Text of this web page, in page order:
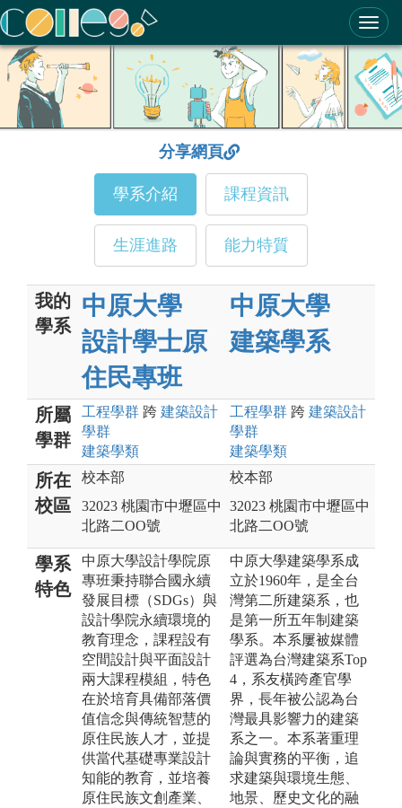
ColleGo! 大學選才與高中育才輔助系統
分享網頁
學系介紹 課程資訊
生涯進路 能力特質
我的
學系
中原大學
設計學士原
住民專班
中原大學
建築學系
所屬
學群
工程學群 跨 建築設計
學群
建築學類
工程學群 跨 建築設計
學群
建築學類
所在
校區
校本部
32023 桃園市中壢區中
北路二OO號
校本部
32023 桃園市中壢區中
北路二OO號
學系
特色
中原大學設計學院原
專班秉持聯合國永續
發展目標（SDGs）與
設計學院永續環境的
教育理念，課程設有
空間設計與平面設計
兩大課程模組，特色
在於培育具備部落價
值信念與傳統智慧的
原住民族人才，並提
供當代基礎專業設計
知能的教育，並培養
原住民族文創產業、
中原大學建築學系成
立於1960年，是全台
灣第二所建築系，也
是第一所五年制建築
學系。本系屢被媒體
評選為台灣建築系Top
4，系友橫跨產官學
界，長年被公認為台
灣最具影響力的建築
系之一。本系著重理
論與實務的平衡，追
求建築與環境生態、
地景、歷史文化的融